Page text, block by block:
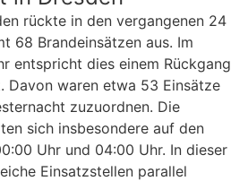
rückte in den vergangenen 24
68 Brandeinsätzen aus. Im
entspricht dies einem Rückgang
Davon waren etwa 53 Einsätze
zuzuordnen. Die
sich insbesondere auf den
Uhr und 04:00 Uhr. In dieser
Einsatzstellen parallel